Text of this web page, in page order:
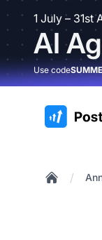
1 July – 31st
AI
Use code
:site.title
/